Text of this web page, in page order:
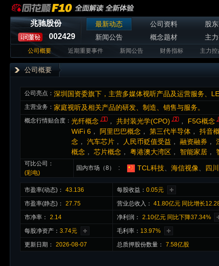
兆驰股份
002429
最新动态 公司资料
股
新闻公告
概念题材 主
公司概要 近期重要事件 新闻公告 财务指标 主力控
公司概要
公司亮点：
主营业务： 家庭视听及相关产品的研发、制造、销售与服务。
概念行情贴合度： 光纤概念 ， 共封装光学(CPO) ， F5G概念
WiFi 6 ， 阿里巴巴概念 ， 第三代半导体 ， 抖音
念 ， 汽车芯片 ， 人民币贬值受益 ， 融资融券 ，
概念 ， 芯片概念 ， 粤港澳大湾区 ， 智能家居 ，
可比公司：
(彩电)
国内市场（8） TCL科技 海信视像 四
市盈率(动态)： 43.136 每股收益： 0.05元
市盈率(静态)：
27.75 营业总收入： 41.80亿元 同比增长
市净率：
2.14 净利润：
2.10亿元 同比下降37.34%
每股净资产： 3.74元 毛利率： 13.97%
更新日期：
2026-08-07 总质押股份数量： 7.58亿股